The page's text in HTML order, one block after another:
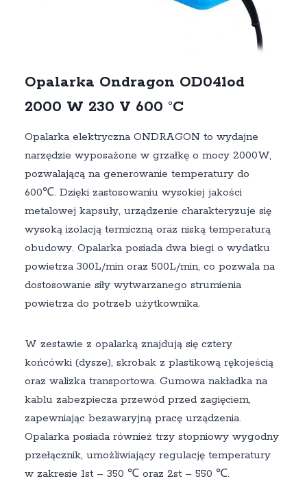
Opalarka Ondragon OD041od
2000 W 230 V 600 °C
Opalarka elektryczna ONDRAGON to wydajne
narzędzie wyposażone w grzałkę o mocy 2000W,
pozwalającą na generowanie temperatury do
600℃. Dzięki zastosowaniu wysokiej jakości
metalowej kapsuły, urządzenie charakteryzuje się
wysoką izolacją termiczną oraz niską temperaturą
obudowy. Opalarka posiada dwa biegi o wydatku
powietrza 300L/min oraz 500L/min, co pozwala na
dostosowanie siły wytwarzanego strumienia
powietrza do potrzeb użytkownika.
W zestawie z opalarką znajdują się cztery
końcówki (dysze), skrobak z plastikową rękojeścią
oraz walizka transportowa. Gumowa nakładka na
kablu zabezpiecza przewód przed zagięciem,
zapewniając bezawaryjną pracę urządzenia.
Opalarka posiada również trzy stopniowy wygodny
przełącznik, umożliwiający regulację temperatury
w zakresie 1st – 350 ℃ oraz 2st – 550 ℃.